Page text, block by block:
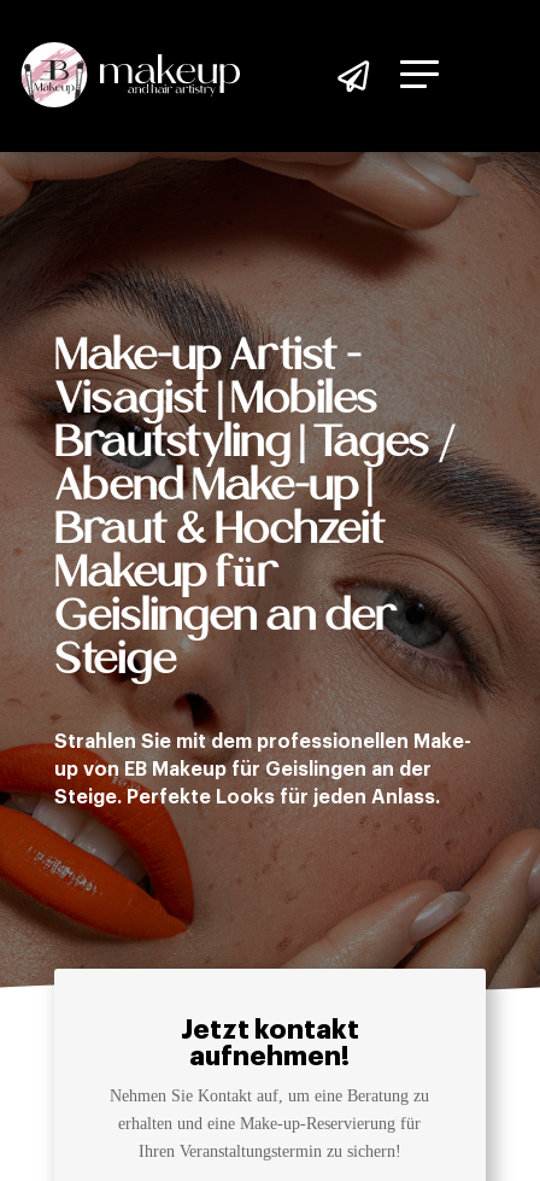

Make-up Artist -
Visagist | Mobiles
Brautstyling | Tages /
Abend Make-up |
Braut & Hochzeit
Makeup für
Geislingen an der
Steige
Strahlen Sie mit dem professionellen Make-
up von EB Makeup für Geislingen an der
Steige. Perfekte Looks für jeden Anlass.
Jetzt kontakt
aufnehmen!
Nehmen Sie Kontakt auf, um eine Beratung zu
erhalten und eine Make-up-Reservierung für
Ihren Veranstaltungstermin zu sichern!